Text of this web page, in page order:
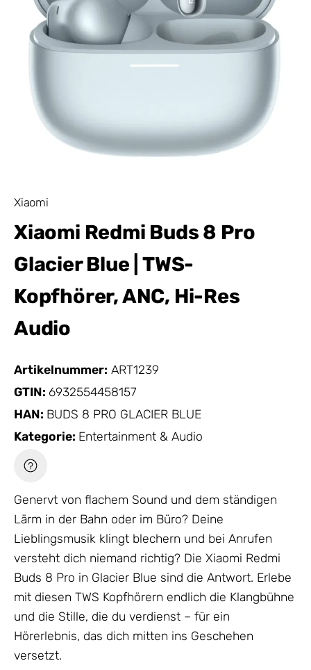
Xiaomi
Xiaomi Redmi Buds 8 Pro
Glacier Blue | TWS-
Kopfhörer, ANC, Hi-Res
Audio
Artikelnummer: ART1239
GTIN: 6932554458157
HAN: BUDS 8 PRO GLACIER BLUE
Kategorie: Entertainment & Audio
Genervt von flachem Sound und dem ständigen
Lärm in der Bahn oder im Büro? Deine
Lieblingsmusik klingt blechern und bei Anrufen
versteht dich niemand richtig? Die Xiaomi Redmi
Buds 8 Pro in Glacier Blue sind die Antwort. Erlebe
mit diesen TWS Kopfhörern endlich die Klangbühne
und die Stille, die du verdienst – für ein
Hörerlebnis, das dich mitten ins Geschehen
versetzt.